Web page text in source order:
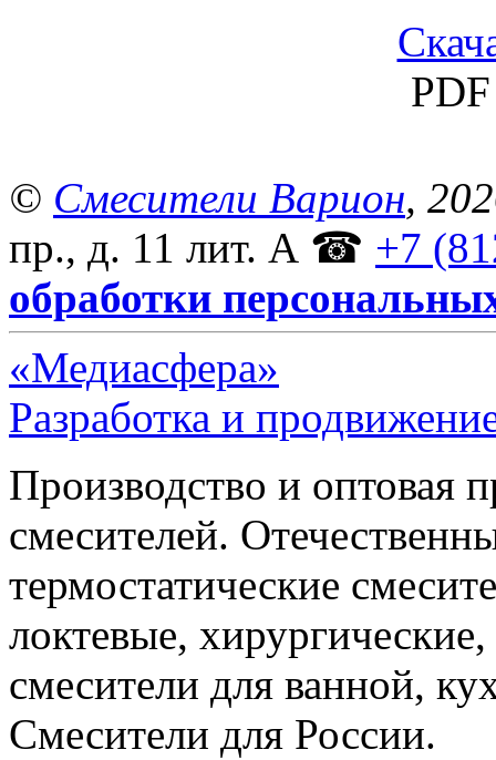
© Смесители Варион,
пр., д. 11 лит. А ☎ +7
обработки
«Медиасфера»
Разработка и
Производство и оптовая
смесителей.
термостатические
локтевые,
смесители для ванной,
Смесители для России.